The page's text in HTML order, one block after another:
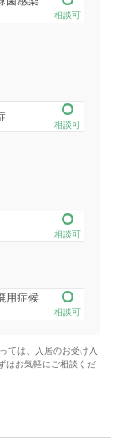
相談可
相談可
相談可
用症候
相談可
ては、入居のお受け入
はお気軽にご相談くだ